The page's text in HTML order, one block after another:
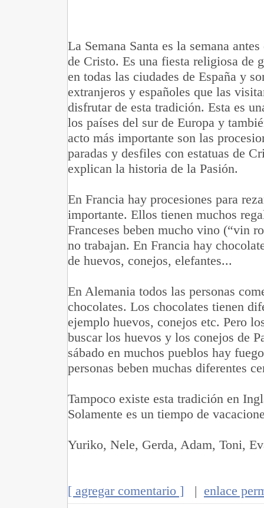
La Semana Santa es la semana
de Cristo. Es una fiesta religiosa de
en todas las ciudades de España y
extranjeros y españoles que las
disfrutar de esta tradición. Esta es
los países del sur de Europa y
acto más importante son las
paradas y desfiles con estatuas de
explican la historia de la Pasión.
En Francia hay procesiones para
importante. Ellos tienen muchos
Franceses beben mucho vino (“vin
no trabajan. En Francia hay
de huevos, conejos, elefantes...
En Alemania todos las personas
chocolates. Los chocolates tienen
ejemplo huevos, conejos etc. Pero
buscar los huevos y los conejos de
sábado en muchos pueblos hay
personas beben muchas diferentes
Tampoco existe esta tradición en
Solamente es un tiempo de
Yuriko, Nele, Gerda, Adam, Toni,
[ agregar comentario ] | enlace